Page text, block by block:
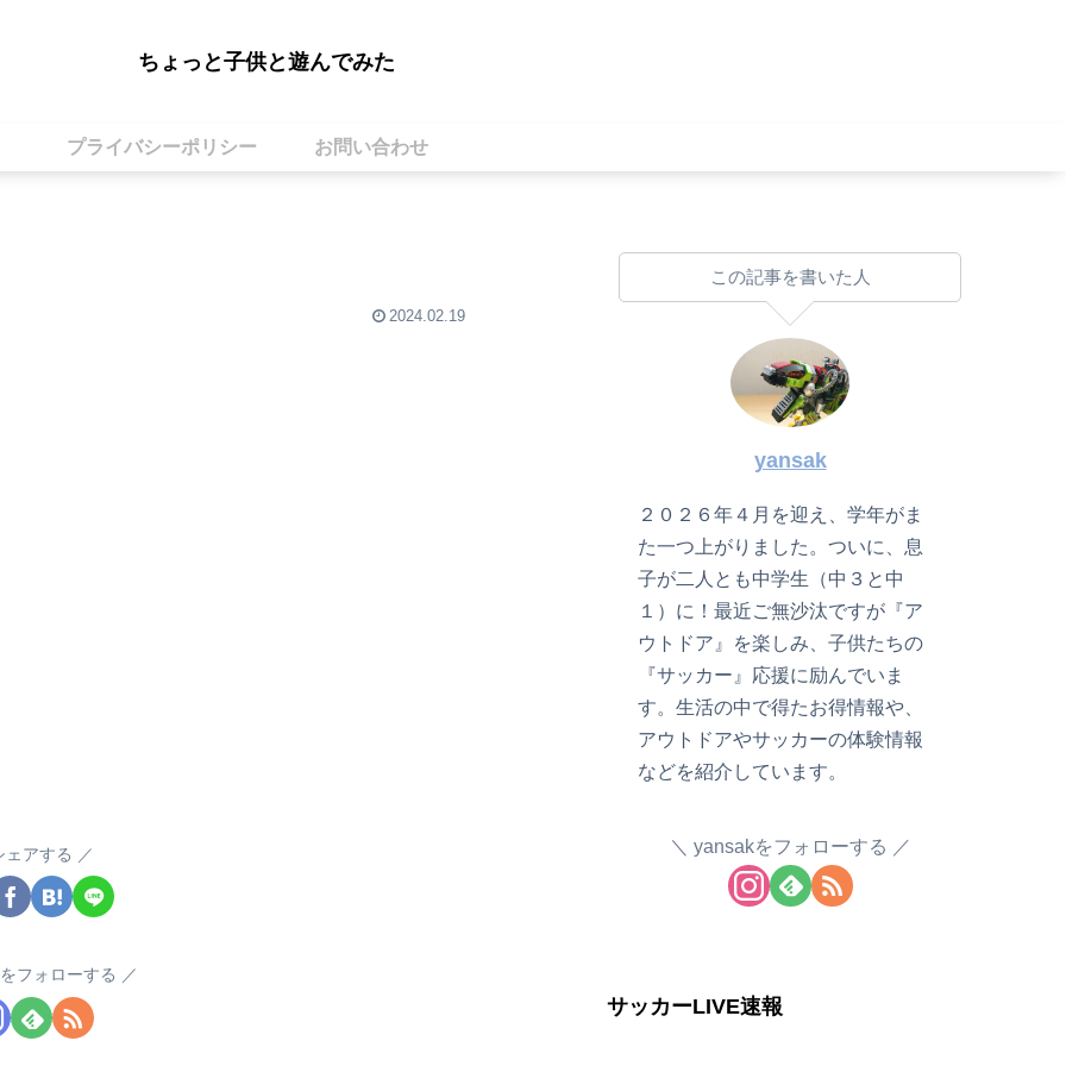
ちょっと子供と遊んでみた
プライバシーポリシー お問い合わせ
2024.02.19
ェアする
フォローする
この記事を書いた人
yansak
２０２６年４月を迎え、学年がま
た一つ上がりました。ついに、息
子が二人とも中学生（中３と中
１）に！最近ご無沙汰ですが『ア
ウトドア』を楽しみ、子供たちの
『サッカー』応援に励んでいま
す。生活の中で得たお得情報や、
アウトドアやサッカーの体験情報
などを紹介しています。
yansakをフォローする
サッカーLIVE速報